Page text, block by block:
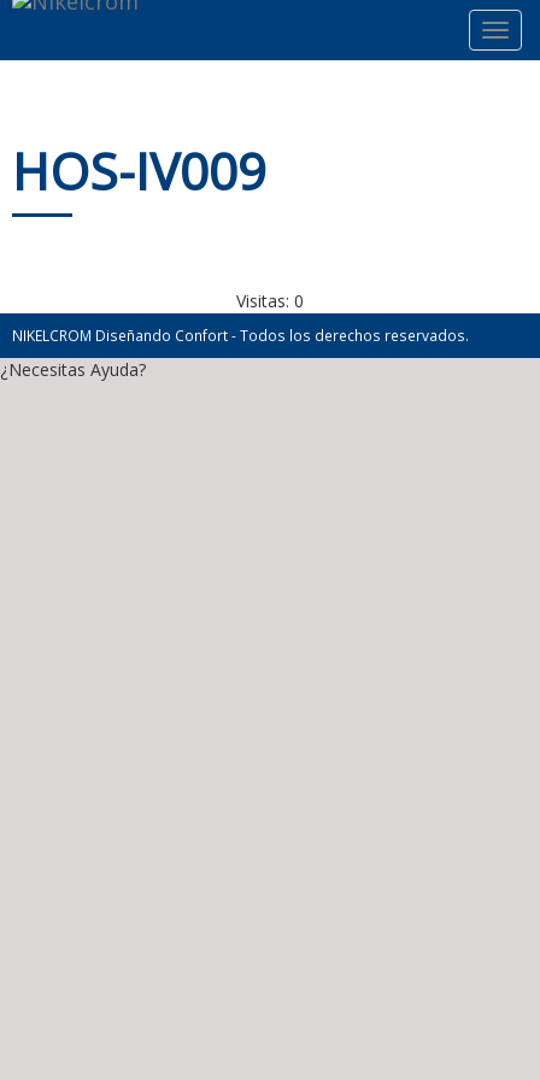
HOS-IV009
Visitas: 0
NIKELCROM Diseñando Confort - Todos los derechos reservados.
¿Necesitas Ayuda?